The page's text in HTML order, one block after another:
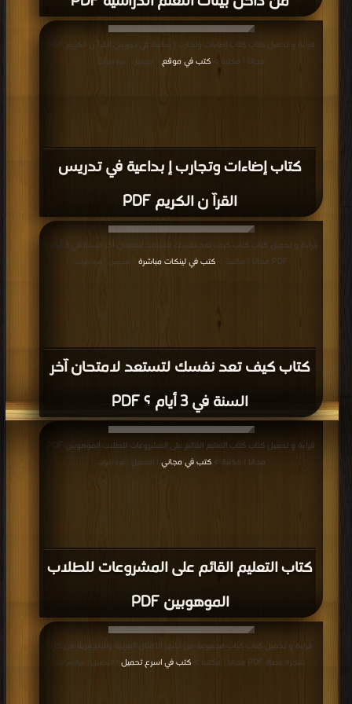
كتاب إضاءات وتجارب إ بداعية في تدريس
القرآ ن الكريم PDF
مجانا | مكتبة >كتب في موقع | التحميل : مرة/مرات
كتاب كيف تعد نفسك لتستعد لامتحان آخر
السنة في 3 أيام ؟ PDF
PDF مجانا | مكتبة >
كتب في لينكات مباشرة | التحميل : مرة/مرات
كتاب التعليم القائم على المشروعات للطلاب
الموهوبين PDF
مجانا | مكتبة >كتب في مجاني | التحميل : مرة/مرات
قراءة و تحميل كتاب كتاب مجموعة من أشهر الأمثال العربية والإنجليزية من كل
شجرة عصاة PDF مجانا | مكتبة >
كتب في اسرع تحميل | التحميل : مرة/مرات